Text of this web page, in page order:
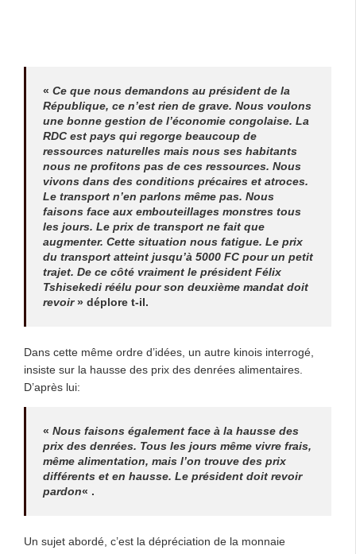
« Ce que nous demandons au président de la
République, ce n’est rien de grave. Nous voulons
une bonne gestion de l’économie congolaise. La
RDC est pays qui regorge beaucoup de
ressources naturelles mais nous ses habitants
nous ne profitons pas de ces ressources. Nous
vivons dans des conditions précaires et atroces.
Le transport n’en parlons même pas. Nous
faisons face aux embouteillages monstres tous
les jours. Le prix de transport ne fait que
augmenter. Cette situation nous fatigue. Le prix
du transport atteint jusqu’à 5000 FC pour un petit
trajet. De ce côté vraiment le président Félix
Tshisekedi réélu pour son deuxième mandat doit
revoir» déplore t-il.
Dans cette même ordre d’idées, un autre kinois interrogé,
insiste sur la hausse des prix des denrées alimentaires.
D’après lui:
« Nous faisons également face à la hausse des
prix des denrées. Tous les jours même vivre frais,
même alimentation, mais l’on trouve des prix
différents et en hausse. Le président doit revoir
pardon« .
Un sujet abordé, c’est la dépréciation de la monnaie